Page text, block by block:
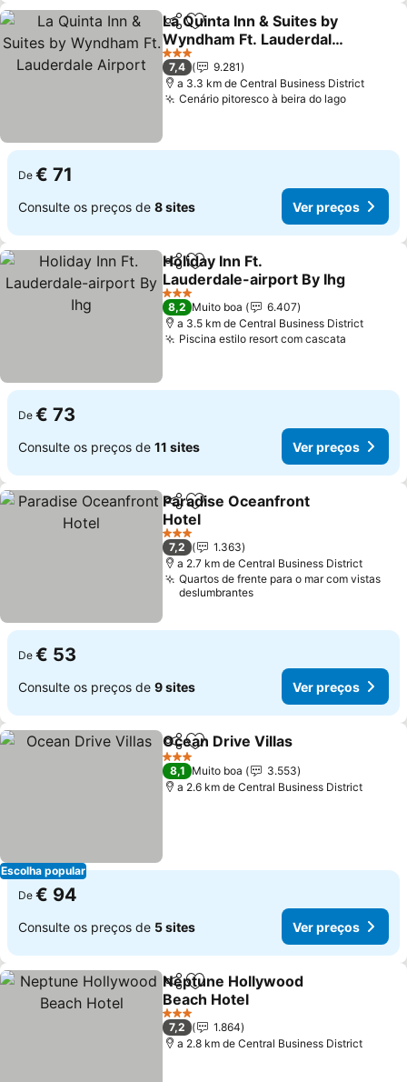
PartilharAdicionar aos favoritos
La Quinta Inn & Suites by
Wyndham Ft. Lauderdale
Airport
Ver preços
3 Estrelas
7,4
9.281
a 3.3 km de Central Business District
Cenário pitoresco à beira do lagoVer
De € 71
Consulte os preços de 8 sites Ver preços
PartilharAdicionar aos favoritos
Holiday Inn Ft.
Lauderdale-airport By Ihg
Ver preços
3 Estrelas
8,2 Muito boa
6.407
a 3.5 km de Central Business District
Piscina estilo resort com cascata
De € 73
Consulte os preços de 11 sites Ver preços
PartilharAdicionar aos favoritos
Paradise Oceanfront
Hotel
Ver preços
3 Estrelas
7,2
1.363
a 2.7 km de Central Business District
Quartos de frente para o mar com vistas
deslumbrantes
De € 53
Consulte os preços de 9 sites Ver preços
Escolha popular
PartilharAdicionar aos favoritos
Ocean Drive Villas
3 Estrelas
8,1 Muito boa
3.553
a 2.6 km de Central Business District
De € 94
Consulte os preços de 5 sites Ver preços
PartilharAdicionar aos favoritos
Neptune Hollywood
Beach Hotel
Ver preços
3 Estrelas
7,2
1.864
a 2.8 km de Central Business District